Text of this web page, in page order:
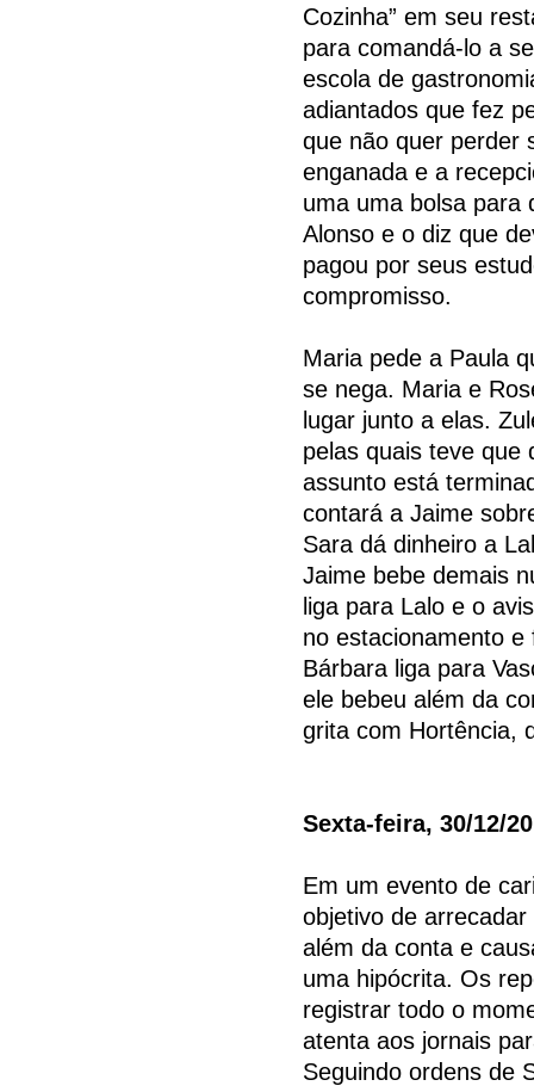
Cozinha” em seu
para comandá-lo a
escola de
adiantados que fez
que não quer perder
enganada e a
uma uma bolsa para
Alonso e o diz que
pagou por seus
compromisso.
Maria pede a Paula
se nega. Maria e
lugar junto a elas.
pelas quais teve que
assunto está
contará a Jaime
Sara dá dinheiro a
Jaime bebe demais
liga para Lalo e o
no estacionamento
Bárbara liga para
ele bebeu além da
grita com Hortência,
Sexta-feira, 30/12/
Em um evento de
objetivo de
além da conta e
uma hipócrita. Os
registrar todo o
atenta aos jornais
Seguindo ordens de